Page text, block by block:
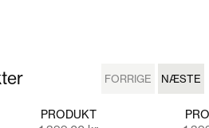
FORRIGE
FORRIGE NÆSTE
NÆSTE
PRODUKT